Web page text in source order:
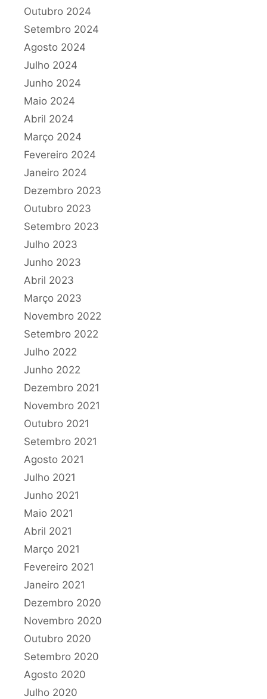
Outubro 2024
Setembro 2024
Agosto 2024
Julho 2024
Junho 2024
Maio 2024
Abril 2024
Março 2024
Fevereiro 2024
Janeiro 2024
Dezembro 2023
Outubro 2023
Setembro 2023
Julho 2023
Junho 2023
Abril 2023
Março 2023
Novembro 2022
Setembro 2022
Julho 2022
Junho 2022
Dezembro 2021
Novembro 2021
Outubro 2021
Setembro 2021
Agosto 2021
Julho 2021
Junho 2021
Maio 2021
Abril 2021
Março 2021
Fevereiro 2021
Janeiro 2021
Dezembro 2020
Novembro 2020
Outubro 2020
Setembro 2020
Agosto 2020
Julho 2020